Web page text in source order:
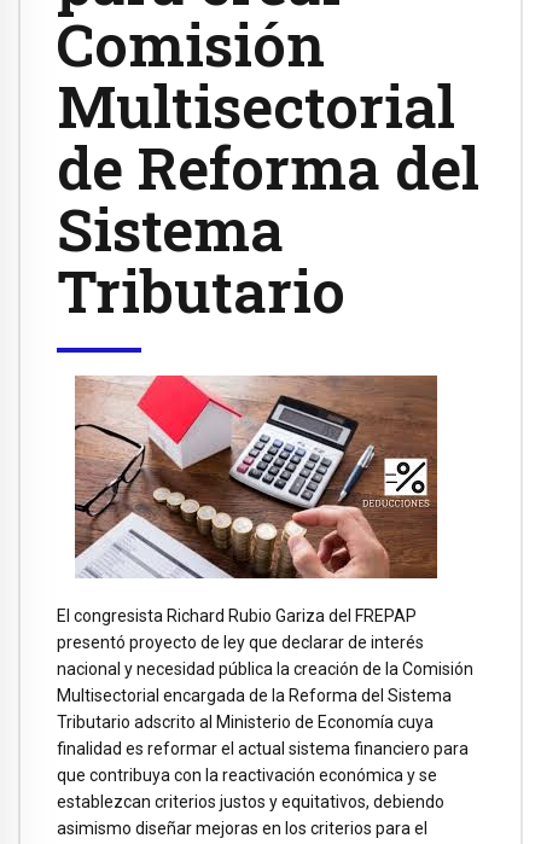
Comisión
Multisectorial
de Reforma del
Sistema
Tributario
El congresista Richard Rubio Gariza del FREPAP
presentó proyecto de ley que declarar de interés
nacional y necesidad pública la creación de la Comisión
Multisectorial encargada de la Reforma del Sistema
Tributario adscrito al Ministerio de Economía cuya
finalidad es reformar el actual sistema financiero para
que contribuya con la reactivación económica y se
establezcan criterios justos y equitativos, debiendo
asimismo diseñar mejoras en los criterios para el